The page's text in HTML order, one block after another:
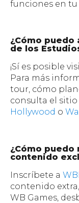
funciones en tu
¿Cómo
de los
¡Sí es posible
Para más
tour, cómo
consulta el sitio
Hollywood o
¿Cómo
contenido
Inscríbete a
contenido
WB Games,